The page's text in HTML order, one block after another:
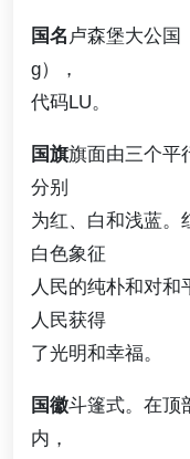
国名 卢森堡大公国
g），
代码LU。
国旗旗面由三个平
分别
为红、白和浅蓝。
白色象征
人民的纯朴和对
人民获得
了光明和幸福。
国徽斗篷式。在顶
内，